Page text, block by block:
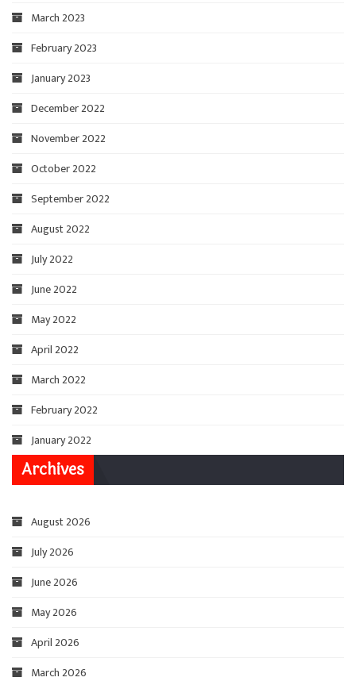
March 2023
February 2023
January 2023
December 2022
November 2022
October 2022
September 2022
August 2022
July 2022
June 2022
May 2022
April 2022
March 2022
February 2022
January 2022
Archives
August 2026
July 2026
June 2026
May 2026
April 2026
March 2026